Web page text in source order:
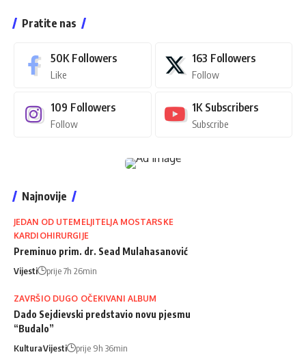
Pratite nas
50K Followers
Like
163 Followers
Follow
109 Followers
Follow
1K Subscribers
Subscribe
Najnovije
JEDAN OD UTEMELJITELJA MOSTARSKE
KARDIOHIRURGIJE
Preminuo prim. dr. Sead Mulahasanović
Vijesti prije 7h 26min
ZAVRŠIO DUGO OČEKIVANI ALBUM
Dado Sejdievski predstavio novu pjesmu
“Budalo”
KulturaVijesti prije 9h 36min